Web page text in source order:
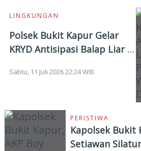
LINGKUNGAN
Polsek Bukit Kapur Gelar
KRYD Antisipasi Balap Liar di
Walikota dan DPRD Dumai
Sabtu, 11 Juli 2026 22:24 WIB
PERISTIWA
Kapolsek Bukit
Setiawan